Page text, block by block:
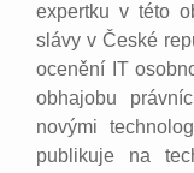
expertku v této
slávy v České
ocenění IT
obhajobu
novými
publikuje na